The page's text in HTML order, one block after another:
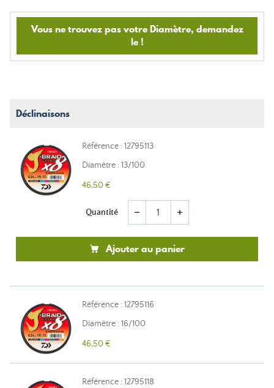
Vous ne trouvez pas votre Diamètre, demandez
le !
Déclinaisons
Référence : 12795113
Diamètre : 13/100
46,50 €
Quantité remove add
Ajouter au panier
Référence : 12795116
Diamètre : 16/100
46,50 €
Référence : 12795118